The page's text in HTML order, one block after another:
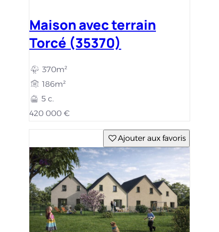
Maison avec terrain
Torcé (35370)
370m²
186m²
5 c.
420 000 €
Ajouter aux favoris